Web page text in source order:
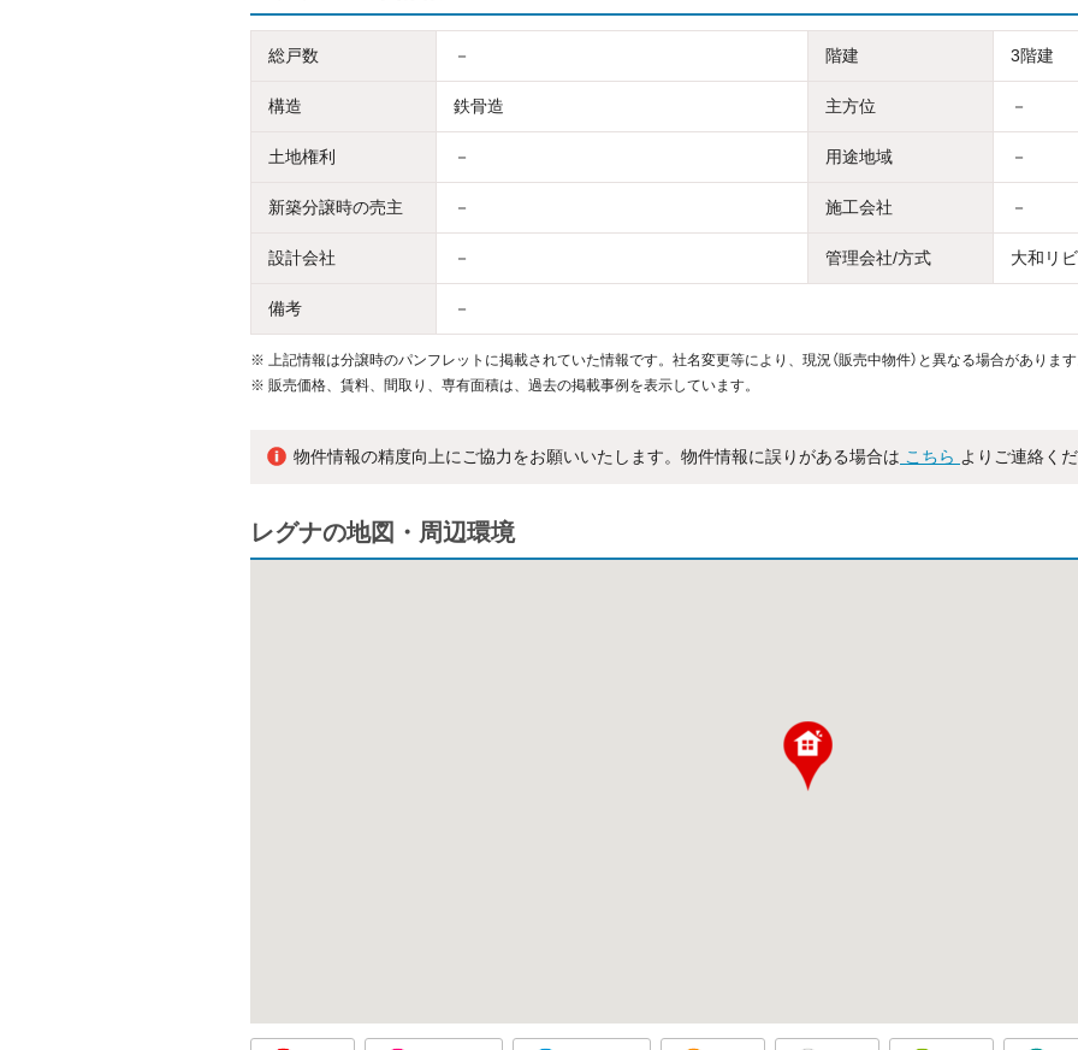
総戸数 － 階建 3階建
構造 鉄骨造 主方位 －
土地権利 － 用途地域 －
新築分譲時の売主 － 施工会社 －
設計会社 － 管理会社/方式 大和リ
備考 －
※
上記情報は分譲時のパンフレットに掲載されていた情報です。社名変更等により、現況（販売中物件）と異なる場合があります
※ 販売価格、賃料、間取り、専有面積は、過去の掲載事例を表示しています。
物件情報の精度向上にご協力をお願いいたします。物件情報に誤りがある場合は こちら よりご連絡くだ
レグナの地図・周辺環境